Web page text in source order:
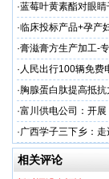
·蓝莓叶黄素酯对眼
牌代工
·临床投标产品+孕产
业
·膏滋膏方生产加工-
厂家
· 人民出行100辆免费
· 胸腺蛋白肽提高抵
服务商
·富川供电公司：开
·广西学子三下乡：
相关评论